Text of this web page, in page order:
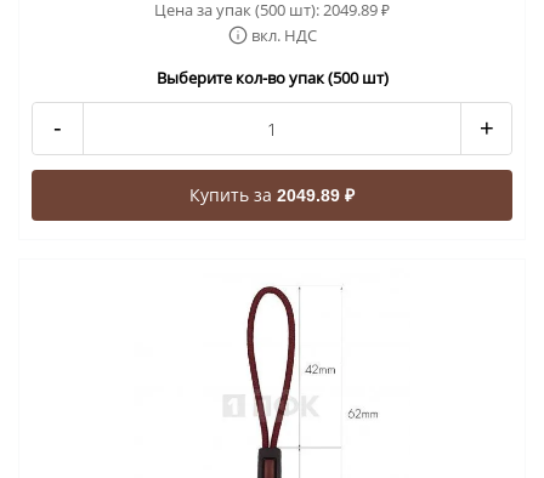
Цена за упак (500 шт):2049.89₽
вкл. НДС
Выберите кол-во упак (500 шт)
- +
Купить за 2049.89 ₽